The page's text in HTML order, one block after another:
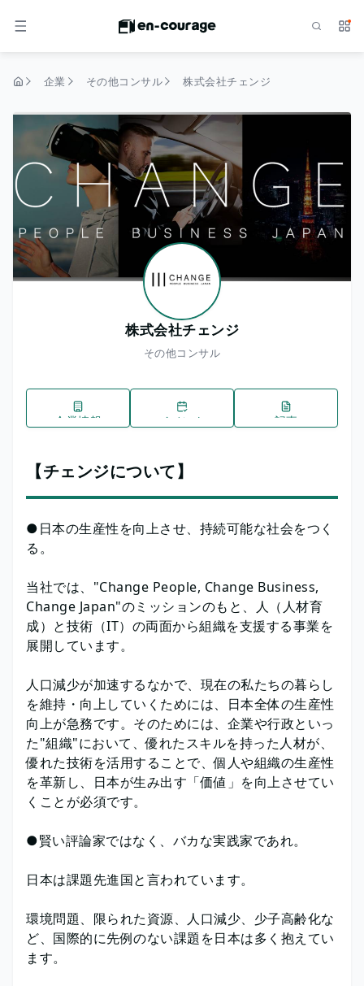
メニュー サ
企業 その他コンサル 株式会社チェンジ
株式会社チェンジ
その他コンサル
企業情報 イベント 記事
【チェンジについて】
●日本の生産性を向上させ、持続可能な社会をつく
る。
当社では、"Change People, Change Business,
Change Japan"のミッションのもと、人（人材育
成）と技術（IT）の両面から組織を支援する事業を
展開しています。
人口減少が加速するなかで、現在の私たちの暮らし
を維持・向上していくためには、日本全体の生産性
向上が急務です。そのためには、企業や行政といっ
た"組織"において、優れたスキルを持った人材が、
優れた技術を活用することで、個人や組織の生産性
を革新し、日本が生み出す「価値」を向上させてい
くことが必須です。
●賢い評論家ではなく、バカな実践家であれ。
日本は課題先進国と言われています。
環境問題、限られた資源、人口減少、少子高齢化な
ど、国際的に先例のない課題を日本は多く抱えてい
ます。